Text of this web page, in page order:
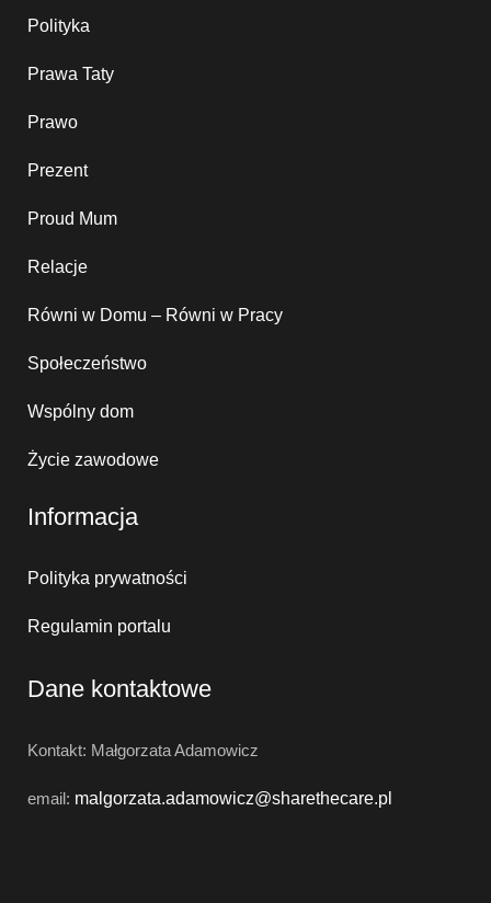
Polityka
Prawa Taty
Prawo
Prezent
Proud Mum
Relacje
Równi w Domu – Równi w Pracy
Społeczeństwo
Wspólny dom
Życie zawodowe
Informacja
Polityka prywatności
Regulamin portalu
Dane kontaktowe
Kontakt: Małgorzata Adamowicz
email: malgorzata.adamowicz@sharethecare.pl